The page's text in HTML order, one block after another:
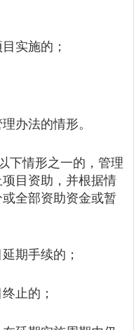
实施的；
办法的情形。
下情形之一的，管理
目资助，并根据情
全部资助资金或暂
期手续的；
止的；